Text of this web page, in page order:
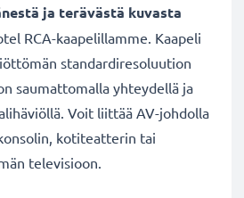
ja terävästä kuvasta
RCA-kaapelillamme. Kaapeli
standardiresoluution
saumattomalla yhteydellä ja
Voit liittää AV-johdolla
kotiteatterin tai
televisioon.